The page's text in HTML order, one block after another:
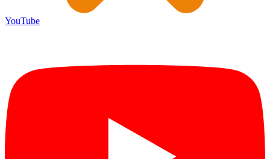
YouTube